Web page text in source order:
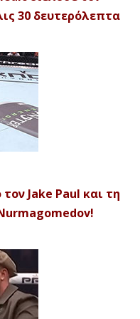
30 δευτερόλεπτα
Jake Paul και τη